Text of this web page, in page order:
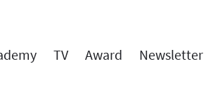
TV Award Newsletter